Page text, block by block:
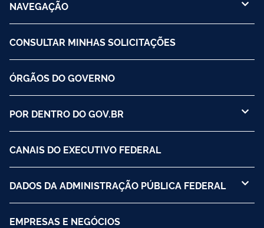
NAVEGAÇÃO
CONSULTAR MINHAS SOLICITAÇÕES
ÓRGÃOS DO GOVERNO
POR DENTRO DO GOV.BR
CANAIS DO EXECUTIVO FEDERAL
DADOS DA ADMINISTRAÇÃO PÚBLICA FEDERAL
EMPRESAS E NEGÓCIOS